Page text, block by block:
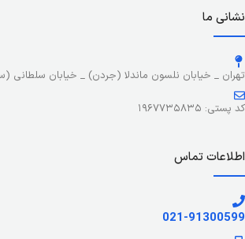
نشانی ما
تهران _ خیابان نلسون ماندلا (جردن) _ خیابان سلطانی (سایه) _
کد پستی: ۱۹۶۷۷۳۵۸۳۵
اطلاعات تماس
021-91300599